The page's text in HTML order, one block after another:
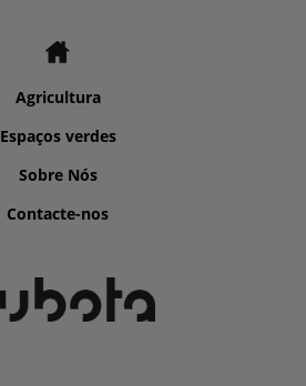
Agricultura
Espaços verdes
Sobre Nós
Contacte-nos